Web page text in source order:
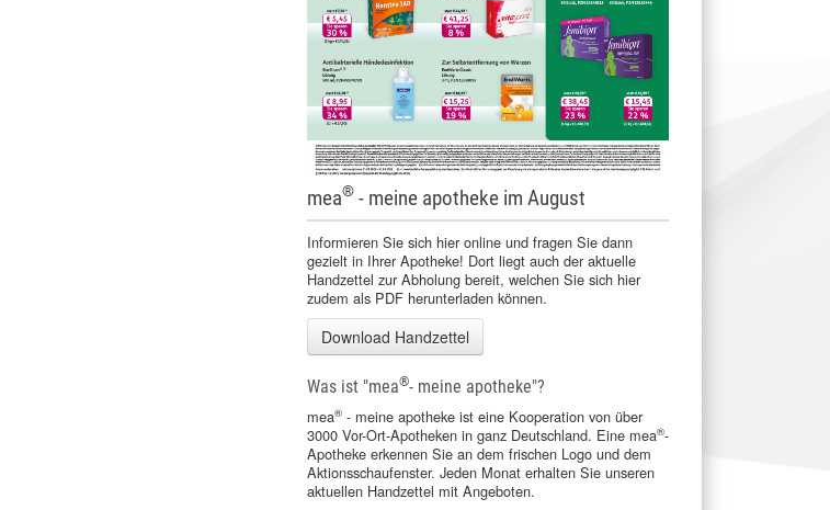
mea® - meine apotheke im August
Informieren Sie sich hier online und fragen Sie dann
gezielt in Ihrer Apotheke! Dort liegt auch der aktuelle
Handzettel zur Abholung bereit, welchen Sie sich hier
zudem als PDF herunterladen können.
Download Handzettel
Was ist "mea®- meine apotheke"?
mea® - meine apotheke ist eine Kooperation von über
3000 Vor-Ort-Apotheken in ganz Deutschland. Eine mea®-
Apotheke erkennen Sie an dem frischen Logo und dem
Aktionsschaufenster. Jeden Monat erhalten Sie unseren
aktuellen Handzettel mit Angeboten.